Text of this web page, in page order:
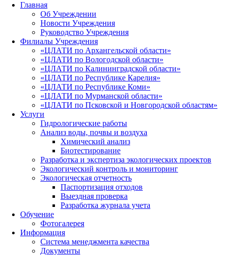
Главная
Об Учреждении
Новости Учреждения
Руководство Учреждения
Филиалы Учреждения
«ЦЛАТИ по Архангельской области»
«ЦЛАТИ по Вологодской области»
«ЦЛАТИ по Калининградской области»
«ЦЛАТИ по Республике Карелия»
«ЦЛАТИ по Республике Коми»
«ЦЛАТИ по Мурманской области»
«ЦЛАТИ по Псковской и Новгородской областям»
Услуги
Гидрологические работы
Анализ воды, почвы и воздуха
Химический анализ
Биотестирование
Разработка и экспертиза экологических проектов
Экологический контроль и мониторинг
Экологическая отчетность
Паспортизация отходов
Выездная проверка
Разработка журнала учета
Обучение
Фотогалерея
Информация
Система менеджмента качества
Документы